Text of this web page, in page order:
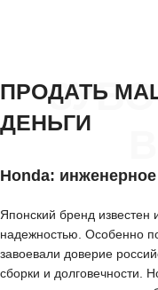
ПРОДАТЬ
ДЕНЬГИ
Honda:
Японский бренд
надежностью. Особенно
завоевали доверие
сборки и долговечности.